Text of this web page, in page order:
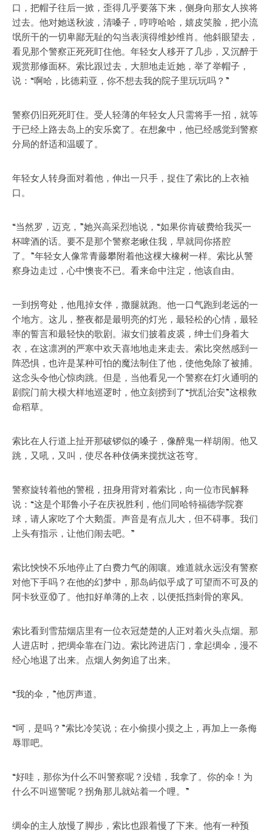
口，把帽子往后一掀，歪得几乎要落下来，侧身向那女人挨将
过去。他对她送秋波，清嗓子，哼哼哈哈，嬉皮笑脸，把小流
氓所干的一切卑鄙无耻的勾当表演得维妙维肖。他斜眼望去，
看见那个警察正死死盯住他。年轻女人移开了几步，又沉醉于
观赏那修面杯。索比跟过去，大胆地走近她，举了举帽子，
说：“啊哈，比德莉亚，你不想去我的院子里玩玩吗？”
警察仍旧死死盯住。受人轻薄的年轻女人只需将手一招，就等
于已经上路去岛上的安乐窝了。在想象中，他已经感觉到警察
分局的舒适和温暖了。
年轻女人转身面对着他，伸出一只手，捉住了索比的上衣袖
口。
“当然罗，迈克，”她兴高采烈地说，“如果你肯破费给我买一
杯啤酒的话。要不是那个警察老瞅住我，早就同你搭腔
了。”年轻女人像常青藤攀附着他这棵大橡树一样。索比从警
察身边走过，心中懊丧不已。看来命中注定，他该自由。
一到拐弯处，他甩掉女伴，撒腿就跑。他一口气跑到老远的一
个地方。这儿，整夜都是最明亮的灯光，最轻松的心情，最轻
率的誓言和最轻快的歌剧。淑女们披着皮裘，绅士们身着大
衣，在这凛冽的严寒中欢天喜地地走来走去。索比突然感到一
阵恐惧，也许是某种可怕的魔法制住了他，使他免除了被捕。
这念头令他心惊肉跳。但是，当他看见一个警察在灯火通明的
剧院门前大模大样地巡逻时，他立刻捞到了“扰乱治安”这根救
命稻草。
索比在人行道上扯开那破锣似的嗓子，像醉鬼一样胡闹。他又
跳，又吼，又叫，使尽各种伎俩来搅扰这苍穹。
警察旋转着他的警棍，扭身用背对着索比，向一位市民解释
说：“这是个耶鲁小子在庆祝胜利，他们同哈特福德学院赛
球，请人家吃了个大鹅蛋。声音是有点儿大，但不碍事。我们
上头有指示，让他们闹去吧。”
索比怏怏不乐地停止了白费力气的闹嚷。难道就永远没有警察
对他下手吗？在他的幻梦中，那岛屿似乎成了可望而不可及的
阿卡狄亚⑩了。他扣好单薄的上衣，以便抵挡刺骨的寒风。
索比看到雪茄烟店里有一位衣冠楚楚的人正对着火头点烟。那
人进店时，把绸伞靠在门边。索比跨进店门，拿起绸伞，漫不
经心地退了出来。点烟人匆匆追了出来。
“我的伞，”他厉声道。
“呵，是吗？”索比冷笑说；在小偷摸小摸之上，再加上一条侮
辱罪吧。
“好哇，那你为什么不叫警察呢？没错，我拿了。你的伞！为
什么不叫巡警呢？拐角那儿就站着一个哩。”
绸伞的主人放慢了脚步，索比也跟着慢了下来。他有一种预